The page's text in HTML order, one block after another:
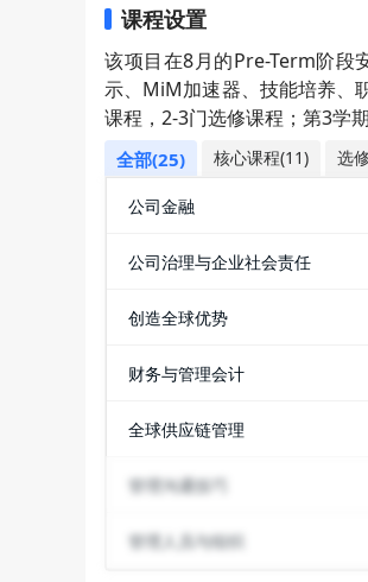
比较友好，偏好财经类院校。
课程设置
该项目在8月的Pre-Term阶段
示、MiM加速器、技能培养、
课程，2-3门选修课程；第3学
全部(25) 核心课程(11) 选
公司金融
公司治理与企业社会责任
创造全球优势
财务与管理会计
全球供应链管理
管理沟通技巧
管理人员与组织